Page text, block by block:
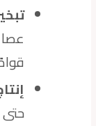
عصا
حتى